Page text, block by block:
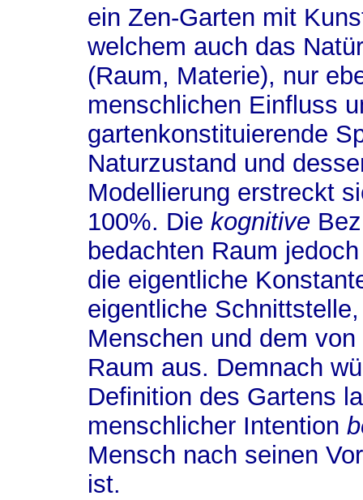
ein Zen-Garten mit
welchem auch das
(Raum, Materie), nur
menschlichen Einfluss
gartenkonstituierende
Naturzustand und
Modellierung erstreckt
100%. Diekognitive
bedachten Raum
die eigentliche
eigentliche
Menschen und dem
Raum aus. Demnach
Definition des Gartens
menschlicher Intention
Mensch nach seinen
ist.